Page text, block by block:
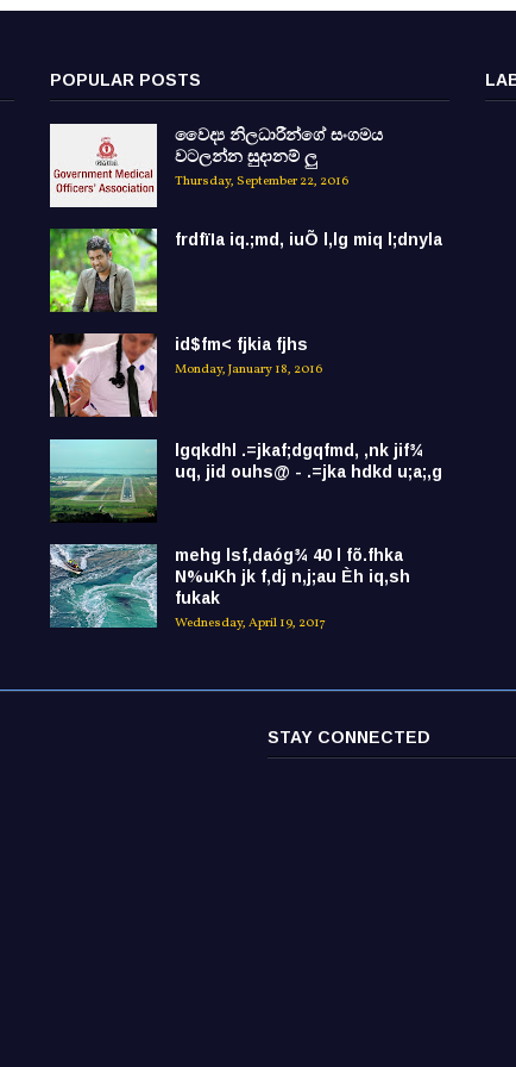
POPULAR POSTS
වෛද්‍ය නිලධාරීන්ගේ සංගමය
වටලන්න සුදානම් ලු
Thursday, September 22, 2016
frdfïIa iq.;md, iuÕ l,lg miq l;dnyla
id$fm< fjkia fjhs
Monday, January 18, 2016
lgqkdhl .=jkaf;dgqfmd, ,nk jif¾
uq, jid ouhs@ - .=jka hdkd u;a;,g
mehg lsf,daóg¾ 40 l fõ.fhka
N%uKh jk f,dj n,j;au Èh iq,sh
fukak
Wednesday, April 19, 2017
STAY CONNECTED